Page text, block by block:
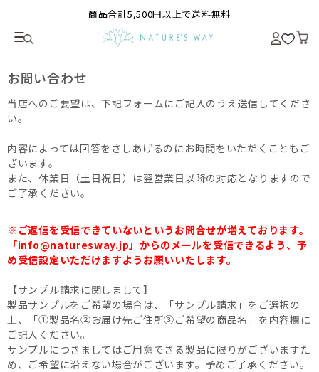
商品合計5,500円以上で送料無料
お問い合わせ
当店へのご要望は、下記フォームにご記入のうえ送信してくださ
い。
内容によっては回答をさしあげるのにお時間をいただくこともご
ざいます。
また、休業日（土日祝日）は翌営業日以降の対応となりますので
ご了承ください。
※ご返信を受信できていないというお問合せが増えております。
「info@naturesway.jp」からのメールを受信できるよう、予
め受信設定いただけますようお願いいたします。
【サンプル請求に関しまして】
製品サンプルをご希望の場合は、「サンプル請求」をご選択の
上、「①製品名②お届け先ご住所③ご希望の商品名」を内容欄に
ご記入ください。
サンプルにつきましてはご用意できる製品に限りがございますた
め、ご希望に沿えない場合がございます。予めご了承ください。